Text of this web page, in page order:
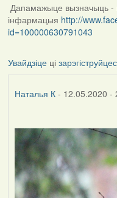
Дапамажыце вызначыць -
інфармацыя http://
id=100000630791043
Увайдзіцеці
Наталья К- 12.05.2020 -